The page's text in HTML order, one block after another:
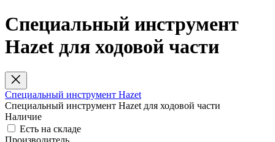
Специальный инструмент
Hazet для ходовой части
Специальный инструмент Hazet
Специальный инструмент Hazet для ходовой части
Наличие
Есть на складе
Производитель